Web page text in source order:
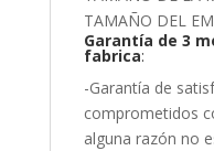
TAMAÑO DEL
Garantía de 3
fabrica:
-Garantía de
comprometidos
alguna razón no